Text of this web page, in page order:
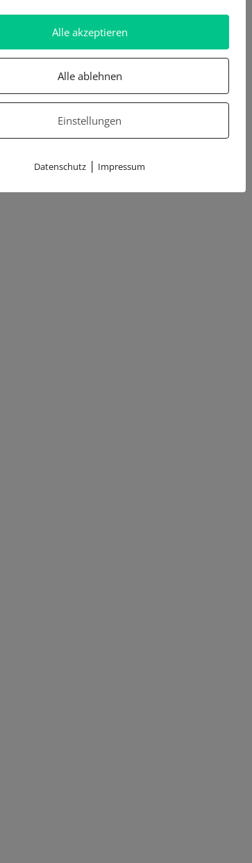
Alle akzeptieren
Alle ablehnen
Einstellungen
Datenschutz | Impressum